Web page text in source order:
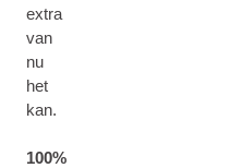
extra
van
nu
het
kan.
100%